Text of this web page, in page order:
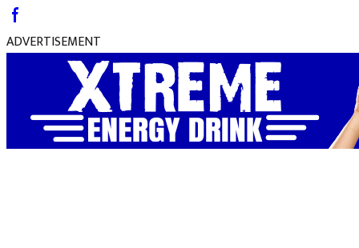
ADVERTISEMENT